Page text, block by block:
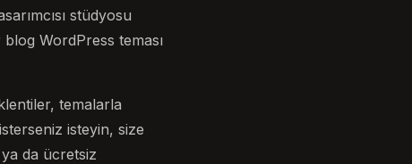
stüdyosu
WordPress teması
temalarla
isteyin, size
da ücretsiz